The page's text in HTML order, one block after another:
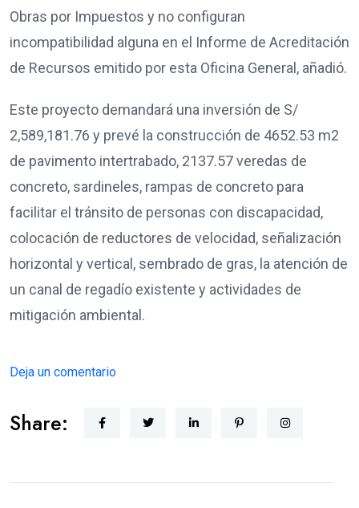
Obras por Impuestos y no configuran
incompatibilidad alguna en el Informe de Acreditación
de Recursos emitido por esta Oficina General, añadió.
Este proyecto demandará una inversión de S/
2,589,181.76 y prevé la construcción de 4652.53 m2
de pavimento intertrabado, 2137.57 veredas de
concreto, sardineles, rampas de concreto para
facilitar el tránsito de personas con discapacidad,
colocación de reductores de velocidad, señalización
horizontal y vertical, sembrado de gras, la atención de
un canal de regadío existente y actividades de
mitigación ambiental.
Deja un comentario
Share: